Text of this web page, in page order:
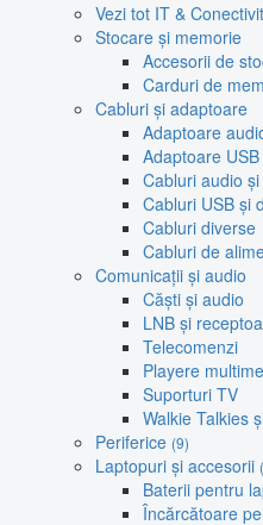
Vezi tot IT &
Stocare și memorie
Accesorii de
Carduri de
Cabluri și adaptoare
Adaptoare
Adaptoare
Cabluri audio
Cabluri USB și
Cabluri diverse
Cabluri de
Comunicații și audio
Căști și audio
LNB și
Telecomenzi
Playere
Suporturi TV
Walkie Talkies
Periferice (9)
Laptopuri și accesorii
Baterii pentru
Încărcătoare